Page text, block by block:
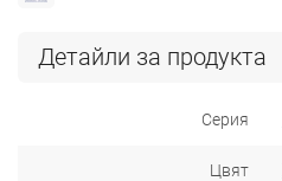
Детайли за продукта
Серия
Цвят